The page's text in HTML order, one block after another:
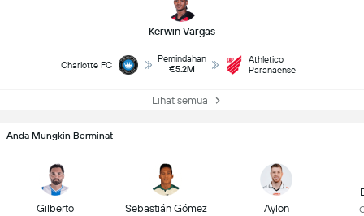
Kerwin Vargas
Charlotte FC
Pemindahan
€5.2M
Athletico
Paranaense
Lihat semua
Anda Mungkin Berminat
Gilberto Sebastián Gómez Aylon